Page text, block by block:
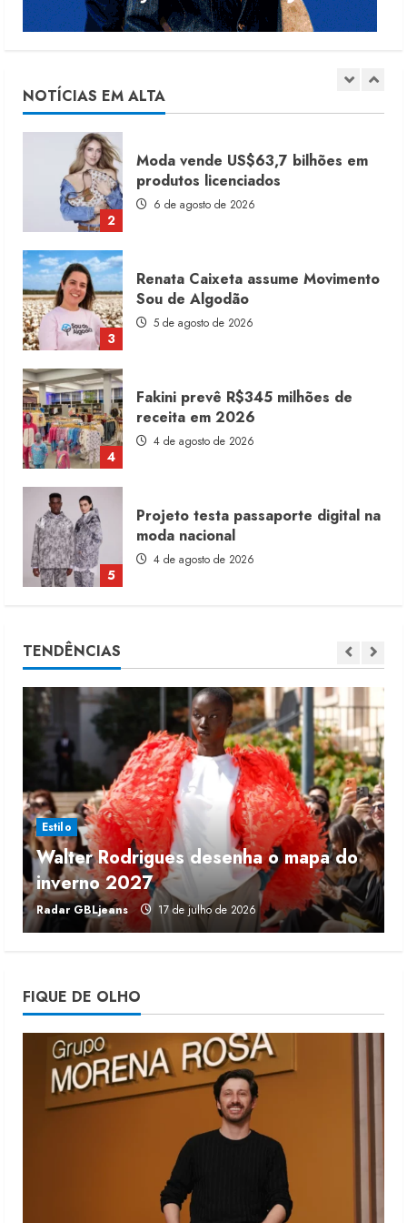
NOTÍCIAS EM ALTA
2
6 de agosto de 2026
3
Renata Caixeta assume Movimento
Sou de Algodão
5 de agosto de 2026
4
Fakini prevê R$345 milhões de
receita em 2026
4 de agosto de 2026
5
Projeto testa passaporte digital na
moda nacional
4 de agosto de 2026
1
Dia dos Pais reforça retomada da
moda no varejo
7 de agosto de 2026
2
3
Renata Caixeta assume Movimento
Sou de Algodão
5 de agosto de 2026
4
Fakini prevê R$345 milhões de
receita em 2026
4 de agosto de 2026
5
Projeto testa passaporte digital na
moda nacional
4 de agosto de 2026
TENDÊNCIAS
Estilo
Walter Rodrigues desenha o mapa do
inverno 2027
Radar GBLjeans 17 de julho de 2026
FIQUE DE OLHO